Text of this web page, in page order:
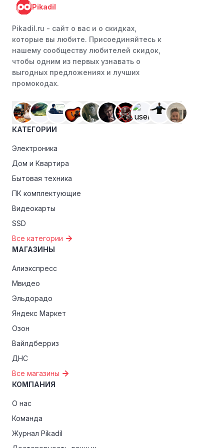
Следите за социальными сетями:
Авто в социальных сетях, таких как VK, Facebook или
Instagram. Ритейлеры часто делятся со своими
подписчиками эксклюзивными кодами скидок или
акциями.
Программы лояльности:Присоединяйтесь к
программам лояльности, предлагаемым интернет-
преимуществами, как скидки только для участников,
ранний доступ к распродажам или эксклюзивным
акциям.
Особые скидки:
критериям, проверьте, предоставляет ли Авито Авто
пенсионеров.
Pikadil
Pikadil.ru - cайт о вас и о скидках,
которые вы любите. Присоединяйтесь к
нашему сообществу любителей скидок,
чтобы одним из первых узнавать о
выгодных предложениях и лучших
промокодах.
КАТЕГОРИИ
Электроника
Дом и Квартира
Бытовая техника
ПК комплектующие
Видеокарты
SSD
Все категории
МАГАЗИНЫ
Алиэкспресс
Мвидео
Эльдорадо
Яндекс Маркет
Озон
Вайлдберриз
ДНС
Все магазины
КОМПАНИЯ
О нас
Команда
Журнал Pikadil